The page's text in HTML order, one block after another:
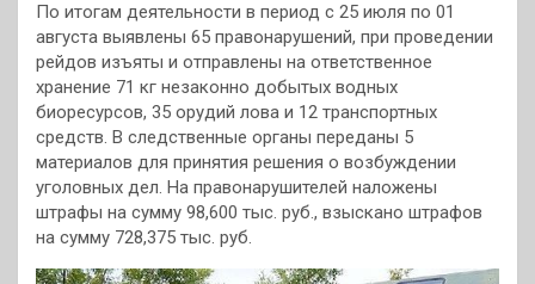
По итогам деятельности в период с 25 июля по 01
августа выявлены 65 правонарушений, при проведении
рейдов изъяты и отправлены на ответственное
хранение 71 кг незаконно добытых водных
биоресурсов, 35 орудий лова и 12 транспортных
средств. В следственные органы переданы 5
материалов для принятия решения о возбуждении
уголовных дел. На правонарушителей наложены
штрафы на сумму 98,600 тыс. руб., взыскано штрафов
на сумму 728,375 тыс. руб.